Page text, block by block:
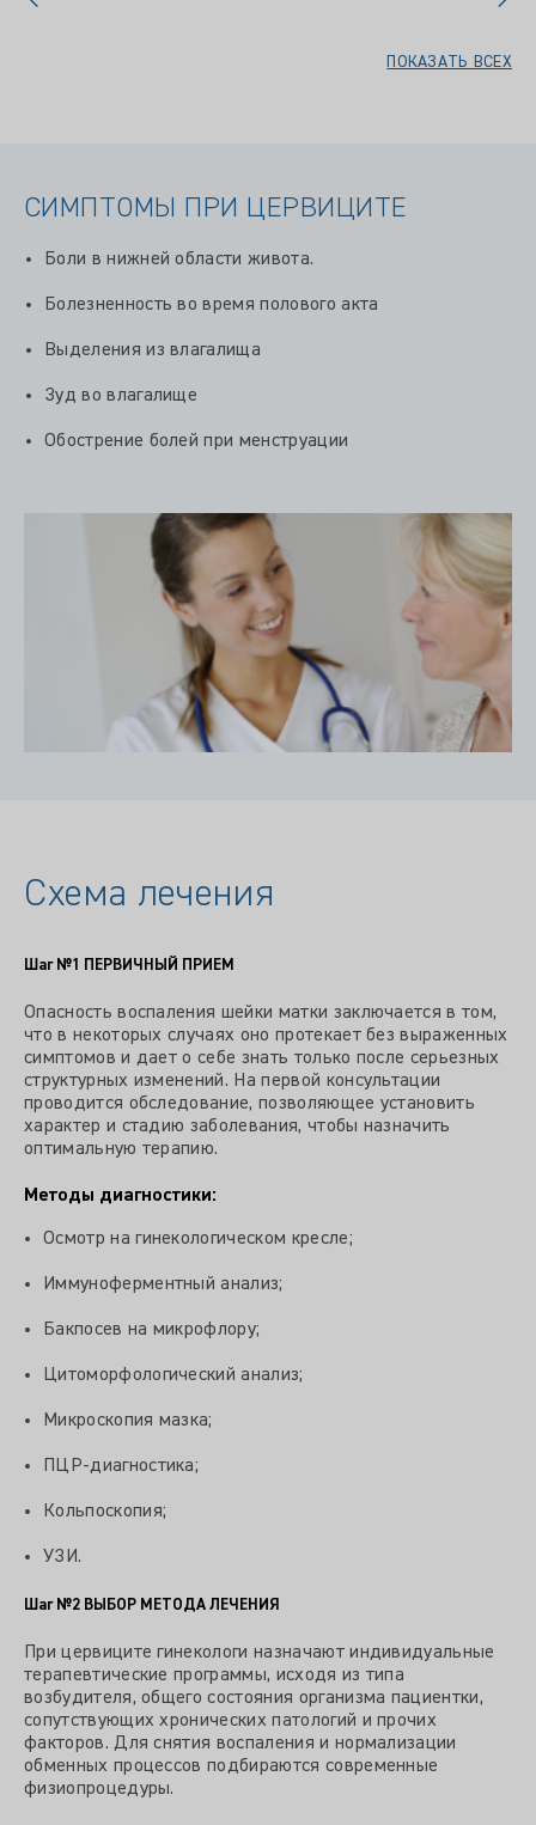
ПОКАЗАТЬ ВСЕХ
СИМПТОМЫ ПРИ ЦЕРВИЦИТЕ
Боли в нижней области живота.
Болезненность во время полового акта
Выделения из влагалища
Зуд во влагалище
Обострение болей при менструации
Схема лечения
Шаг №1 ПЕРВИЧНЫЙ ПРИЕМ
Опасность воспаления шейки матки заключается в том,
что в некоторых случаях оно протекает без выраженных
симптомов и дает о себе знать только после серьезных
структурных изменений. На первой консультации
проводится обследование, позволяющее установить
характер и стадию заболевания, чтобы назначить
оптимальную терапию.
Методы диагностики:
Осмотр на гинекологическом кресле;
Иммуноферментный анализ;
Бакпосев на микрофлору;
Цитоморфологический анализ;
Микроскопия мазка;
ПЦР-диагностика;
Кольпоскопия;
УЗИ.
Шаг №2 ВЫБОР МЕТОДА ЛЕЧЕНИЯ
При цервиците гинекологи назначают индивидуальные
терапевтические программы, исходя из типа
возбудителя, общего состояния организма пациентки,
сопутствующих хронических патологий и прочих
факторов. Для снятия воспаления и нормализации
обменных процессов подбираются современные
физиопроцедуры.